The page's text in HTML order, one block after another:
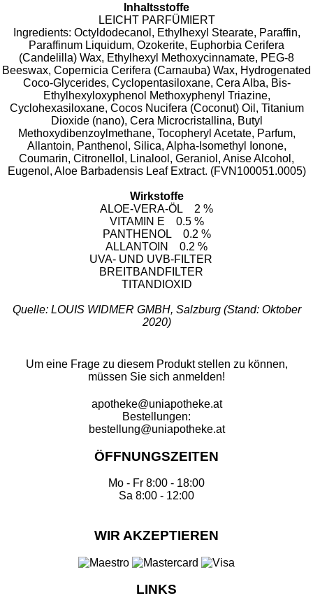
Inhaltsstoffe
LEICHT PARFÜMIERT
Ingredients: Octyldodecanol, Ethylhexyl Stearate, Paraffin,
Paraffinum Liquidum, Ozokerite, Euphorbia Cerifera
(Candelilla) Wax, Ethylhexyl Methoxycinnamate, PEG-8
Beeswax, Copernicia Cerifera (Carnauba) Wax, Hydrogenated
Coco-Glycerides, Cyclopentasiloxane, Cera Alba, Bis-
Ethylhexyloxyphenol Methoxyphenyl Triazine,
Cyclohexasiloxane, Cocos Nucifera (Coconut) Oil, Titanium
Dioxide (nano), Cera Microcristallina, Butyl
Methoxydibenzoylmethane, Tocopheryl Acetate, Parfum,
Allantoin, Panthenol, Silica, Alpha-Isomethyl Ionone,
Coumarin, Citronellol, Linalool, Geraniol, Anise Alcohol,
Eugenol, Aloe Barbadensis Leaf Extract. (FVN100051.0005)
Wirkstoffe
ALOE-VERA-ÖL 2 %
VITAMIN E 0.5 %
PANTHENOL 0.2 %
ALLANTOIN 0.2 %
UVA- UND UVB-FILTER
BREITBANDFILTER
TITANDIOXID
Quelle: LOUIS WIDMER GMBH, Salzburg (Stand: Oktober
2020)
Um eine Frage zu diesem Produkt stellen zu können,
müssen Sie sich anmelden!
apotheke@uniapotheke.at
Bestellungen:
bestellung@uniapotheke.at
ÖFFNUNGSZEITEN
Mo - Fr 8:00 - 18:00
Sa 8:00 - 12:00
WIR AKZEPTIEREN
LINKS